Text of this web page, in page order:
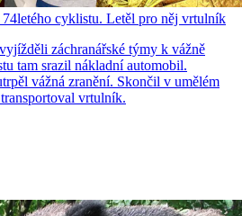
cyklistu. Letěl pro něj vrtulník
záchranářské týmy k vážně
tam srazil nákladní automobil.
vážná zranění. Skončil v umělém
vrtulník.